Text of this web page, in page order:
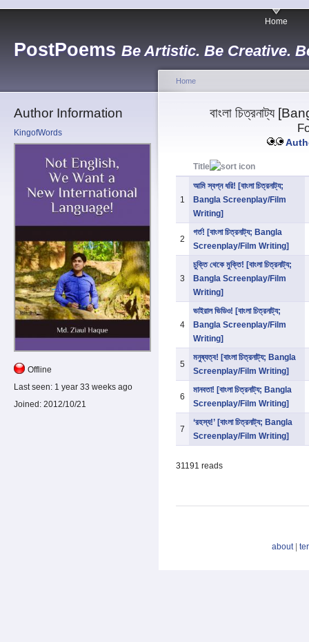
PostPoems Be Artistic. Be Creative.
Home
Author Information
KingofWords
Offline
Last seen: 1 year 33 weeks ago
Joined: 2012/10/21
Home
বাংলা চিত্রনাট্য
Title
1
আমি স্বপ্ন ধরি! [বাংলা চিত্রনাট্য;
Bangla Screenplay/Film
Writing]
2
গর্ত! [বাংলা চিত্রনাট্য; Bangla
Screenplay/Film Writing]
3
চুক্তি থেকে মুক্তি! [বাংলা চিত্রনাট্য;
Bangla Screenplay/Film
Writing]
4
ভাইরাল ভিডিও! [বাংলা চিত্রনাট্য;
Bangla Screenplay/Film
Writing]
5
মনুষ্যত্ব! [বাংলা চিত্রনাট্য; Bangla
Screenplay/Film Writing]
6
মানবতা! [বাংলা চিত্রনাট্য; Bangla
Screenplay/Film Writing]
7
‘রহস্য!’ [বাংলা চিত্রনাট্য; Bangla
Screenplay/Film Writing]
31191 reads
about|